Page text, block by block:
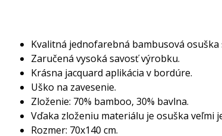
Kvalitná jednofarebná bambusová
Zaručená vysoká savosť výrobku.
Krásna jacquard aplikácia v bordúre.
Uško na zavesenie.
Zloženie: 70% bamboo, 30% bavlna.
Vďaka zloženiu materiálu je osuška veľmi
Rozmer: 70x140 cm.